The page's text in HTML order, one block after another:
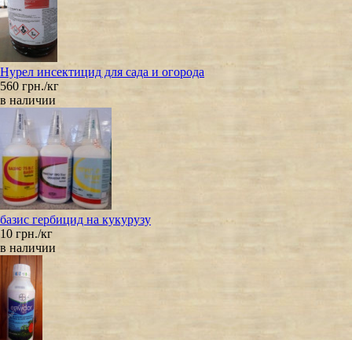
Нурел инсектицид для сада и огорода
560 грн./кг
в наличии
базис гербицид на кукурузу
10 грн./кг
в наличии